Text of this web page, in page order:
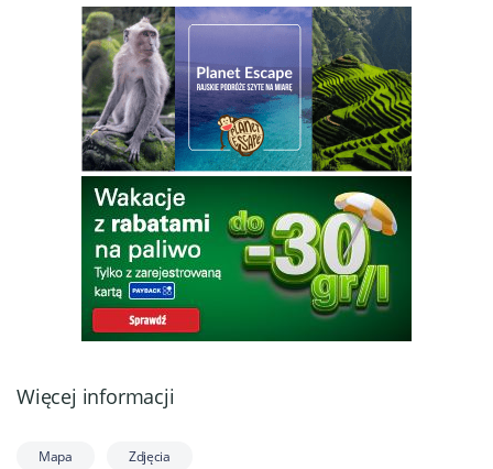
Więcej informacji
Mapa Zdjęcia